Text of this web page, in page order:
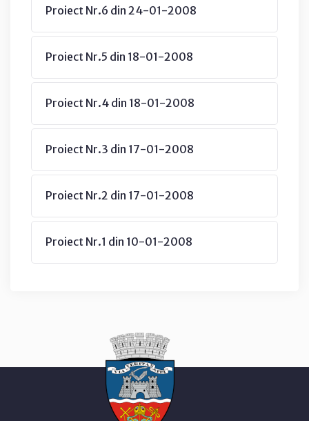
Proiect Nr.6 din 24-01-2008
Proiect Nr.5 din 18-01-2008
Proiect Nr.4 din 18-01-2008
Proiect Nr.3 din 17-01-2008
Proiect Nr.2 din 17-01-2008
Proiect Nr.1 din 10-01-2008